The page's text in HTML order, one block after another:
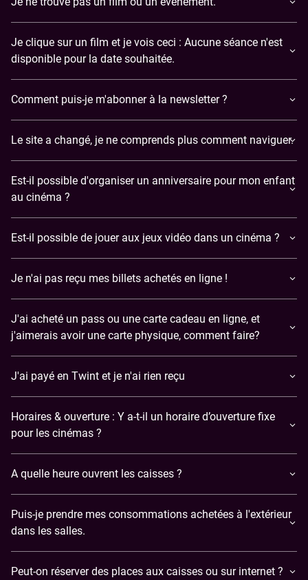
Je clique sur un film et je vois ceci : Aucune séance n'est
disponible pour la date souhaitée.
Comment puis-je m'abonner à la newsletter ?
Le site a changé, je ne comprends plus comment naviguer.
Est-il possible d'organiser un anniversaire pour mon enfant
au cinéma ?
Est-il possible de jouer aux jeux vidéo dans un cinéma ?
​Je n'ai pas reçu mes billets achetés en ligne !
J'ai acheté un pass ou une carte cadeau en ligne, et
j'aimerais avoir une carte physique, comment faire?
J'ai payé en Twint et je n'ai rien reçu
Horaires & ouverture : Y a-t-il un horaire d’ouverture fixe
pour les cinémas ?
A quelle heure ouvrent les caisses ?
Puis-je prendre mes consommations achetées à l'extérieur
dans les salles.
Peut-on réserver des places aux caisses ou sur internet ?